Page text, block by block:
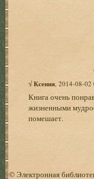
√Ксения , 2014-08-
Книга очень
жизненными
помешает.
© Электронная